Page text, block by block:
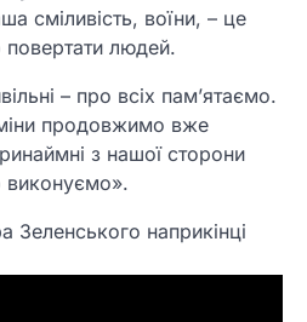
сміливість, воїни, – це
людей.
– про всіх памʼятаємо.
продовжимо вже
з нашої сторони
виконуємо».
наприкінці